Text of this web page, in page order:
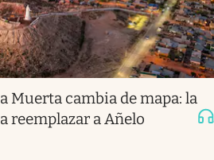
Muerta cambia de mapa: la
reemplazar a Añelo